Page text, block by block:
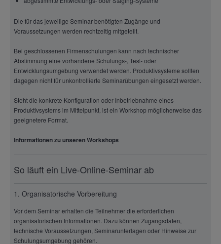
Die für das jeweilige Seminar benötigten Zugänge und
Voraussetzungen werden rechtzeitig mitgeteilt.
Bei geschlossenen Firmenschulungen kann nach technischer
Abstimmung eine vorhandene Schulungs-, Test- oder
Entwicklungsumgebung verwendet werden. Produktivsysteme sollten
dagegen nicht für unkontrollierte Seminarübungen eingesetzt werden.
Steht die konkrete Konfiguration oder Inbetriebnahme eines
Produktivsystems im Mittelpunkt, ist ein Workshop möglicherweise das
geeignetere Format.
Informationen zu unseren Workshops
So läuft ein Live-Online-Seminar ab
1. Organisatorische Vorbereitung
Vor dem Seminar erhalten die Teilnehmer die erforderlichen
organisatorischen Informationen. Dazu können Zugangsdaten,
technische Voraussetzungen, Seminarunterlagen oder Hinweise zur
Schulungsumgebung gehören.